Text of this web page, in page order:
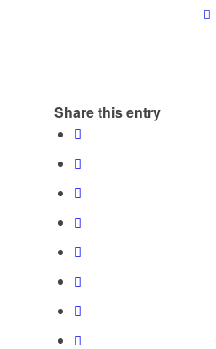
Share this entry